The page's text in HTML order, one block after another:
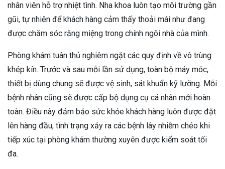
nhân viên hỗ trợ nhiệt tình. Nha khoa luôn tạo môi trường gần
gũi, tự nhiên để khách hàng cảm thấy thoải mái như đang
được chăm sóc răng miệng trong chính ngôi nhà của mình.
Phòng khám tuân thủ nghiêm ngặt các quy định về vô trùng
khép kín. Trước và sau mỗi lần sử dụng, toàn bộ máy móc,
thiết bị dùng chung sẽ được vệ sinh, sát khuẩn kỹ lưỡng. Mỗi
bệnh nhân cũng sẽ được cấp bộ dụng cụ cá nhân mới hoàn
toàn. Điều này đảm bảo sức khỏe khách hàng luôn được đặt
lên hàng đầu, tình trạng xảy ra các bệnh lây nhiễm chéo khi
tiếp xúc tại phòng khám thường xuyên được kiểm soát tối
đa.